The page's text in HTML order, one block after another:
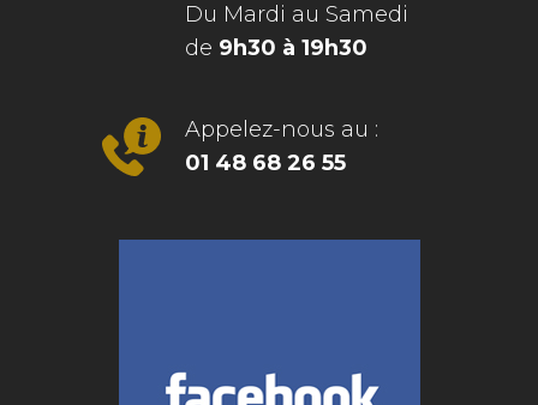
Du Mardi au Samedi
de 9h30 à 19h30
Appelez-nous au :
01 48 68 26 55